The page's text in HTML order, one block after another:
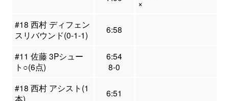
×
#18 西村 ディフェン
スリバウンド(0-1-1)
6:58
#11 佐藤 3Pシュー
ト○(6点)
6:54
8-0
#18 西村 アシスト(1
本)
6:51